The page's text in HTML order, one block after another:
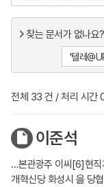
찾는 문서가 없나요
'텔레
전체 33 건 / 처리 시간
이준석
…본관광주 이씨[6]현직
개혁신당 화성시 을 당